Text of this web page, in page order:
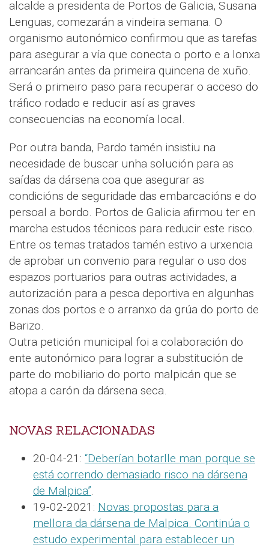
alcalde a presidenta de Portos de Galicia, Susana
Lenguas, comezarán a vindeira semana. O
organismo autonómico confirmou que as tarefas
para asegurar a vía que conecta o porto e a lonxa
arrancarán antes da primeira quincena de xuño.
Será o primeiro paso para recuperar o acceso do
tráfico rodado e reducir así as graves
consecuencias na economía local.
Por outra banda, Pardo tamén insistiu na
necesidade de buscar unha solución para as
saídas da dársena coa que asegurar as
condicións de seguridade das embarcacións e do
persoal a bordo. Portos de Galicia afirmou ter en
marcha estudos técnicos para reducir este risco.
Entre os temas tratados tamén estivo a urxencia
de aprobar un convenio para regular o uso dos
espazos portuarios para outras actividades, a
autorización para a pesca deportiva en algunhas
zonas dos portos e o arranxo da grúa do porto de
Barizo.
Outra petición municipal foi a colaboración do
ente autonómico para lograr a substitución de
parte do mobiliario do porto malpicán que se
atopa a carón da dársena seca.
NOVAS RELACIONADAS
20-04-21: “Deberían botarlle man porque se
está correndo demasiado risco na dársena
de Malpica”.
19-02-2021: Novas propostas para a
mellora da dársena de Malpica. Continúa o
estudo experimental para establecer un